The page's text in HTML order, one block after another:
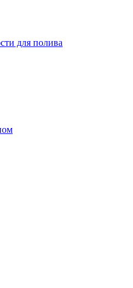
для полива